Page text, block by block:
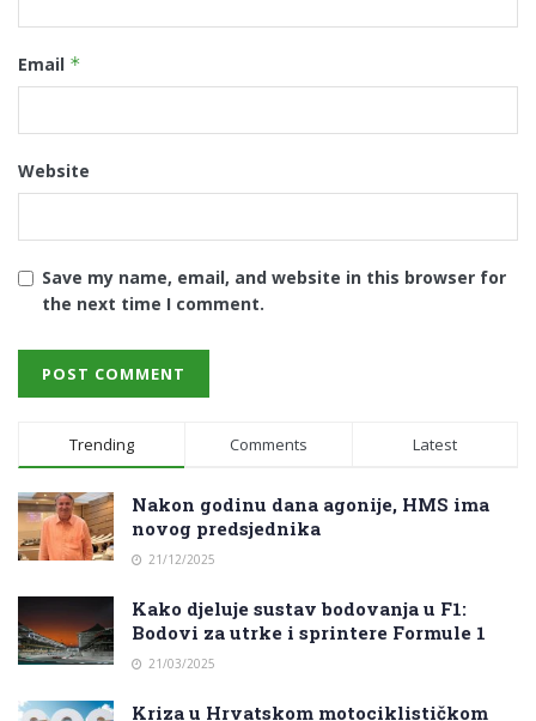
Email *
Website
Save my name, email, and website in this browser for
the next time I comment.
Trending Comments Latest
Nakon godinu dana agonije, HMS ima
novog predsjednika
21/12/2025
Kako djeluje sustav bodovanja u F1:
Bodovi za utrke i sprintere Formule 1
21/03/2025
Kriza u Hrvatskom motociklističkom